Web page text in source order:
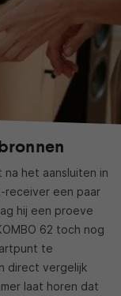
na het aansluiten in
receiver een paar
hij een proeve
62 toch nog
te
direct vergelijk
laat horen dat